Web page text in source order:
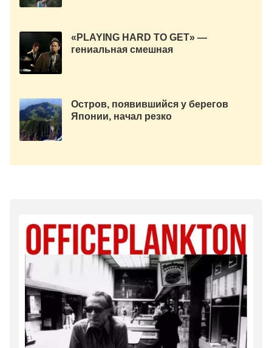
«PLAYING HARD TO GET» —
гениальная смешная
Остров, появившийся у берегов
Японии, начал резко